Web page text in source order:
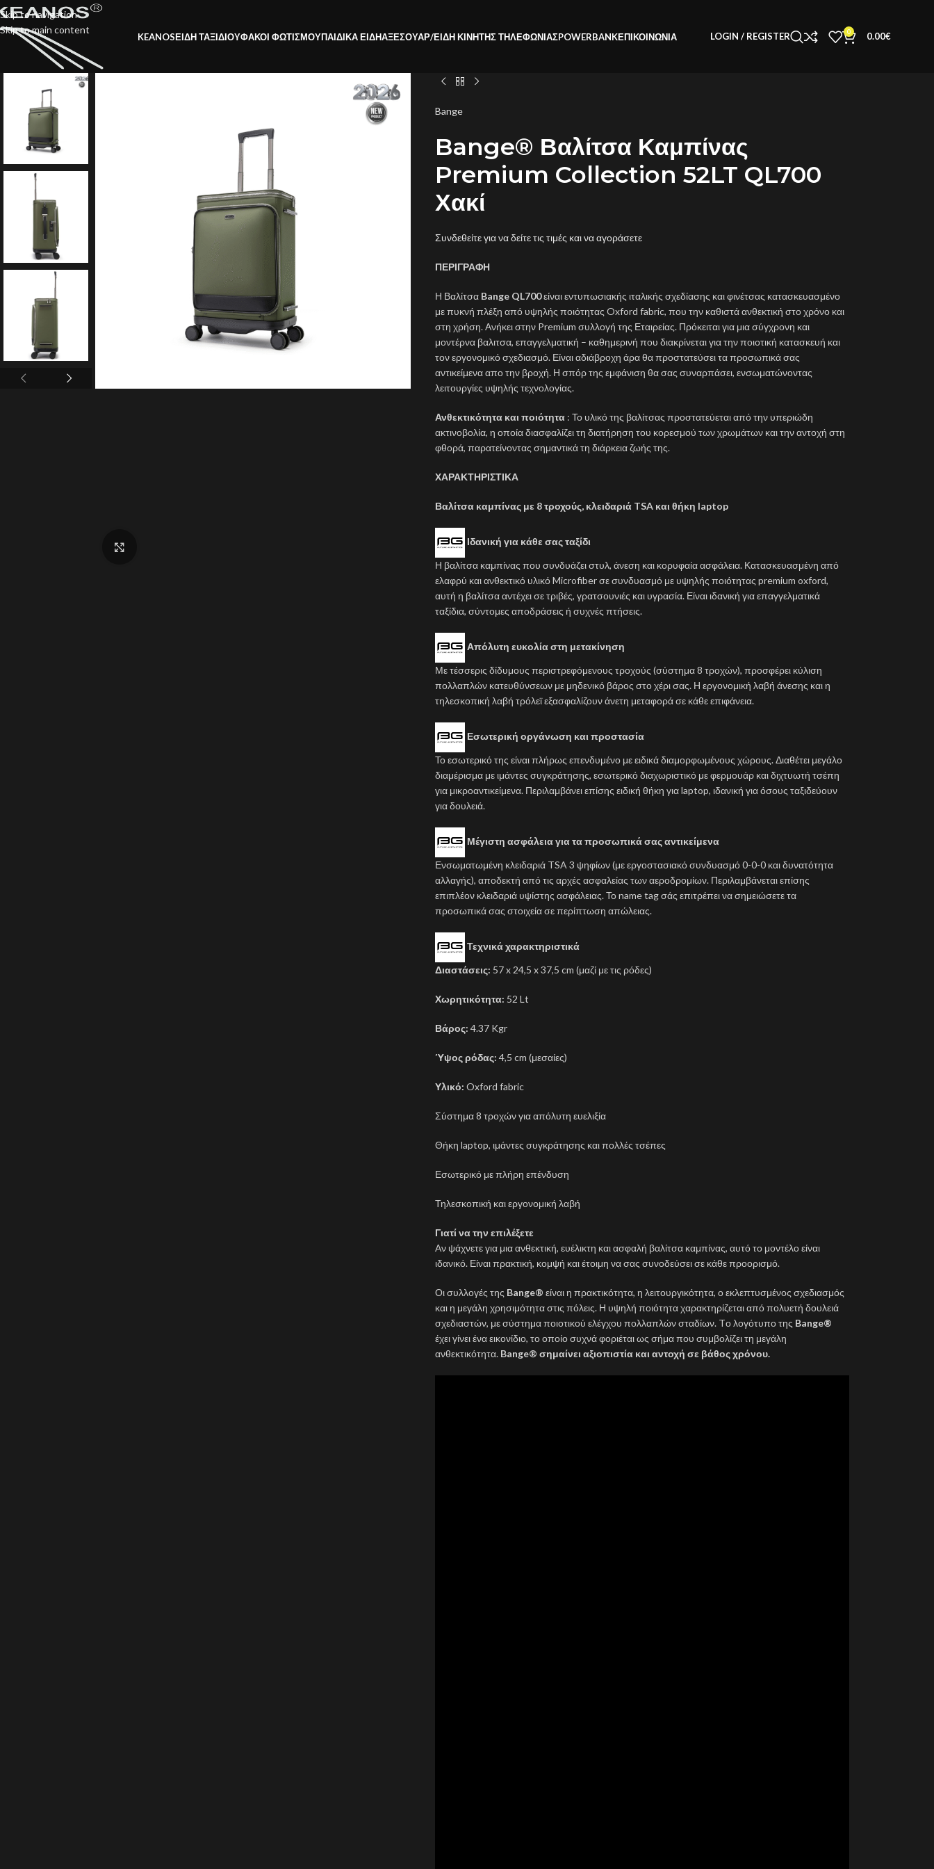
Skip to navigation
Skip to main content
KEANOSΕΙΔΗ ΤΑΞΙΔΙΟΥΦΑΚΟΙ ΦΩΤΙΣΜΟΥΠΑΙΔΙΚΑ ΕΙΔΗΑΞΕΣΟΥΑΡ/ΕΙΔΗ ΚΙΝΗΤΗΣ ΤΗΛΕΦΩΝΙΑΣPOWERBANKΕΠΙΚΟΙΝΩΝΊΑ LOGIN / REGISTER 0 0.00€
Bange
Bange® Βαλίτσα Καμπίνας
Premium Collection 52LT QL700
Χακί
Συνδεθείτε για να δείτε τις τιμές και να αγοράσετε
ΠΕΡΙΓΡΑΦΗ
Η Βαλίτσα Bange QL700είναι εντυπωσιακής ιταλικής σχεδίασης και φινέτσας κατασκευασμένο
με πυκνή πλέξη από υψηλής ποιότητας Oxford fabric, που την καθιστά ανθεκτική στο χρόνο και
στη χρήση. Ανήκει στην Premium συλλογή της Εταιρείας. Πρόκειται για μια σύγχρονη και
μοντέρνα βαλιτσα, επαγγελματική – καθημερινή που διακρίνεται για την ποιοτική κατασκευή και
τον εργονομικό σχεδιασμό. Είναι αδιάβροχη άρα θα προστατεύσει τα προσωπικά σας
αντικείμενα απο την βροχή. Η σπόρ της εμφάνιση θα σας συναρπάσει, ενσωματώνοντας
λειτουργίες υψηλής τεχνολογίας.
Ανθεκτικότητα και ποιότητα: Το υλικό της βαλίτσας προστατεύεται από την υπεριώδη
ακτινοβολία, η οποία διασφαλίζει τη διατήρηση του κορεσμού των χρωμάτων και την αντοχή στη
φθορά, παρατείνοντας σημαντικά τη διάρκεια ζωής της.
ΧΑΡΑΚΤΗΡΙΣΤΙΚΑ
Βαλίτσα καμπίνας με 8 τροχούς, κλειδαριά TSA και θήκη laptop
Ιδανική για κάθε σας ταξίδι
Η βαλίτσα καμπίνας που συνδυάζει στυλ, άνεση και κορυφαία ασφάλεια. Κατασκευασμένη από
ελαφρύ και ανθεκτικό υλικό Microfiber σε συνδυασμό με υψηλής ποιότητας premium oxford,
αυτή η βαλίτσα αντέχει σε τριβές, γρατσουνιές και υγρασία. Είναι ιδανική για επαγγελματικά
ταξίδια, σύντομες αποδράσεις ή συχνές πτήσεις.
Απόλυτη ευκολία στη μετακίνηση
Με τέσσερις δίδυμους περιστρεφόμενους τροχούς (σύστημα 8 τροχών), προσφέρει κύλιση
πολλαπλών κατευθύνσεων με μηδενικό βάρος στο χέρι σας. Η εργονομική λαβή άνεσης και η
τηλεσκοπική λαβή τρόλεϊ εξασφαλίζουν άνετη μεταφορά σε κάθε επιφάνεια.
Εσωτερική οργάνωση και προστασία
Το εσωτερικό της είναι πλήρως επενδυμένο με ειδικά διαμορφωμένους χώρους. Διαθέτει μεγάλο
διαμέρισμα με ιμάντες συγκράτησης, εσωτερικό διαχωριστικό με φερμουάρ και διχτυωτή τσέπη
για μικροαντικείμενα. Περιλαμβάνει επίσης ειδική θήκη για laptop, ιδανική για όσους ταξιδεύουν
για δουλειά.
Μέγιστη ασφάλεια για τα προσωπικά σας αντικείμενα
Ενσωματωμένη κλειδαριά TSA 3 ψηφίων (με εργοστασιακό συνδυασμό 0-0-0 και δυνατότητα
αλλαγής), αποδεκτή από τις αρχές ασφαλείας των αεροδρομίων. Περιλαμβάνεται επίσης
επιπλέον κλειδαριά υψίστης ασφάλειας. Το name tag σάς επιτρέπει να σημειώσετε τα
προσωπικά σας στοιχεία σε περίπτωση απώλειας.
Τεχνικά χαρακτηριστικά
Διαστάσεις: 57 x 24,5 x 37,5 cm (μαζί με τις ρόδες)
Χωρητικότητα: 52 Lt
Βάρος: 4.37 Kgr
Ύψος ρόδας: 4,5 cm (μεσαίες)
Υλικό: Oxford fabric
Σύστημα 8 τροχών για απόλυτη ευελιξία
Θήκη laptop, ιμάντες συγκράτησης και πολλές τσέπες
Εσωτερικό με πλήρη επένδυση
Τηλεσκοπική και εργονομική λαβή
Γιατί να την επιλέξετε
Αν ψάχνετε για μια ανθεκτική, ευέλικτη και ασφαλή βαλίτσα καμπίνας, αυτό το μοντέλο είναι
ιδανικό. Είναι πρακτική, κομψή και έτοιμη να σας συνοδεύσει σε κάθε προορισμό.
Οι συλλογές της Bange® είναι η πρακτικότητα, η λειτουργικότητα, ο εκλεπτυσμένος σχεδιασμός
και η μεγάλη χρησιμότητα στις πόλεις. Η υψηλή ποιότητα χαρακτηρίζεται από πολυετή δουλειά
σχεδιαστών, με σύστημα ποιοτικού ελέγχου πολλαπλών σταδίων. Tο λογότυπο της Bange®
έχει γίνει ένα εικονίδιο, το οποίο συχνά φοριέται ως σήμα που συμβολίζει τη μεγάλη
ανθεκτικότητα. Bange® σημαίνει αξιοπιστία και αντοχή σε βάθος χρόνου.